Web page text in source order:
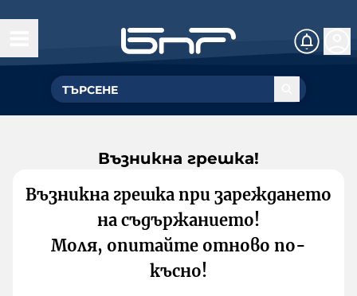
Възникна грешка!
Възникна грешка при зареждането
на съдържанието!
Моля, опитайте отново по-
късно!